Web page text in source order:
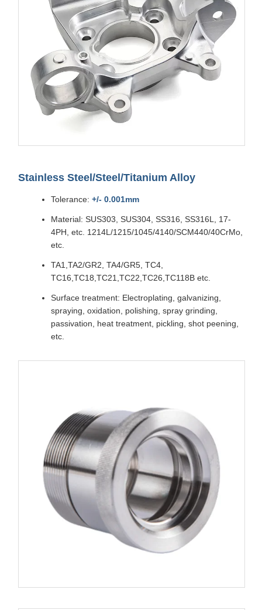
Stainless Steel/Steel/Titanium Alloy
Tolerance: +/- 0.001mm
Material: SUS303, SUS304, SS316, SS316L, 17-
4PH, etc. 1214L/1215/1045/4140/SCM440/40CrMo,
etc.
TA1,TA2/GR2, TA4/GR5, TC4,
TC16,TC18,TC21,TC22,TC26,TC118B etc.
Surface treatment: Electroplating, galvanizing,
spraying, oxidation, polishing, spray grinding,
passivation, heat treatment, pickling, shot peening,
etc.